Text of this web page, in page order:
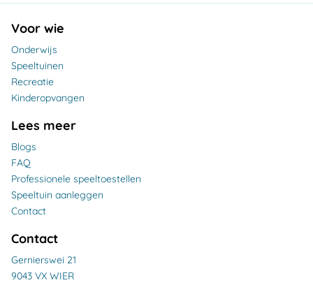
Voor wie
Onderwijs
Speeltuinen
Recreatie
Kinderopvangen
Lees meer
Blogs
FAQ
Professionele speeltoestellen
Speeltuin aanleggen
Contact
Contact
Gernierswei 21
9043 VX WIER